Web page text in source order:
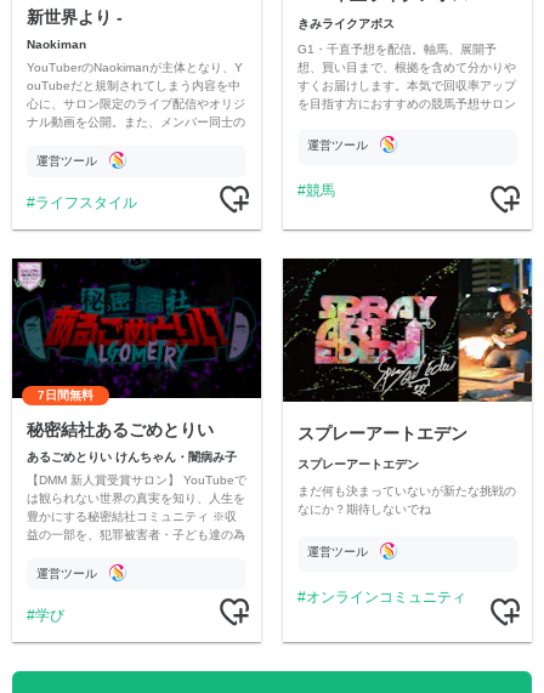
新世界より -
Naokiman
YouTuberのNaokimanが主体となり、Y
ouTubeだと規制されてしまう内容を中
心に、サロン限定のライブ配信やオリジ
ナル動画を公開。また、メンバー同士の
ただいています。
運営ツール
ライフスタイル
きみライクアボス
G1・千直予想を配信。軸馬、展開予
想、買い目まで、根拠を含めて分かりや
すくお届けします。本気で回収率アップ
を目指す方におすすめの競馬予想サロン
運営ツール
競馬
7日間無料
秘密結社あるごめとりい
あるごめとりい けんちゃん・闇病み子
【DMM 新人賞受賞サロン】 YouTubeで
は観られない世界の真実を知り、人生を
豊かにする秘密結社コミュニティ ※収
益の一部を、犯罪被害者・子ども達の為
す運営ツール
学び
スプレーアートエデン
スプレーアートエデン
まだ何も決まっていないが新たな挑戦の
なにか？期待しないでね
運営ツール
オンラインコミュニティ